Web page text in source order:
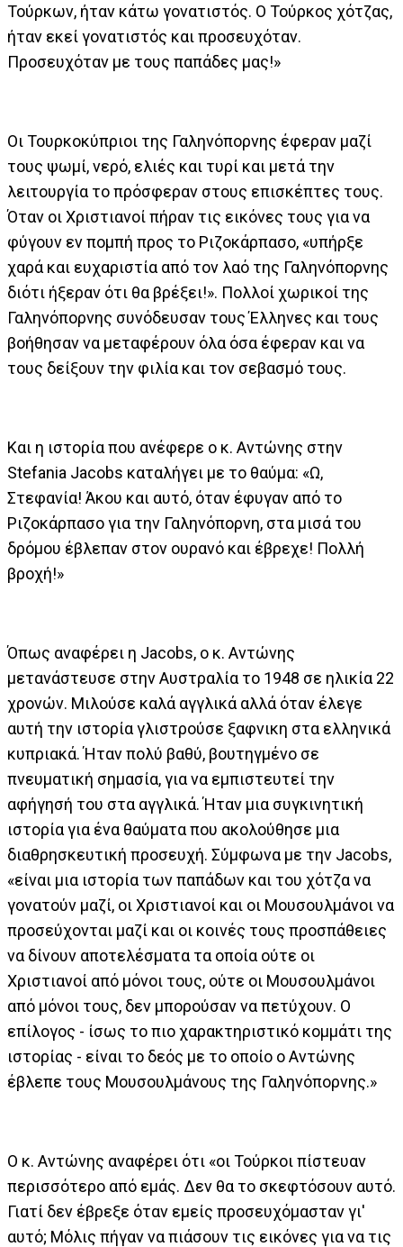
Τούρκων, ήταν κάτω γονατιστός. Ο Τούρκος χότζας,
ήταν εκεί γονατιστός και προσευχόταν.
Προσευχόταν με τους παπάδες μας!»
Οι Τουρκοκύπριοι της Γαληνόπορνης έφεραν μαζί
τους ψωμί, νερό, ελιές και τυρί και μετά την
λειτουργία το πρόσφεραν στους επισκέπτες τους.
Όταν οι Χριστιανοί πήραν τις εικόνες τους για να
φύγουν εν πομπή προς το Ριζοκάρπασο, «υπήρξε
χαρά και ευχαριστία από τον λαό της Γαληνόπορνης
διότι ήξεραν ότι θα βρέξει!». Πολλοί χωρικοί της
Γαληνόπορνης συνόδευσαν τους Έλληνες και τους
βοήθησαν να μεταφέρουν όλα όσα έφεραν και να
τους δείξουν την φιλία και τον σεβασμό τους.
Και η ιστορία που ανέφερε ο κ. Αντώνης στην
Stefania Jacobs καταλήγει με το θαύμα: «Ω,
Στεφανία! Άκου και αυτό, όταν έφυγαν από το
Ριζοκάρπασο για την Γαληνόπορνη, στα μισά του
δρόμου έβλεπαν στον ουρανό και έβρεχε! Πολλή
βροχή!»
Όπως αναφέρει η Jacobs, ο κ. Αντώνης
μετανάστευσε στην Αυστραλία το 1948 σε ηλικία 22
χρονών. Μιλούσε καλά αγγλικά αλλά όταν έλεγε
αυτή την ιστορία γλιστρούσε ξαφνικη στα ελληνικά
κυπριακά. Ήταν πολύ βαθύ, βουτηγμένο σε
πνευματική σημασία, για να εμπιστευτεί την
αφήγησή του στα αγγλικά. Ήταν μια συγκινητική
ιστορία για ένα θαύματα που ακολούθησε μια
διαθρησκευτική προσευχή. Σύμφωνα με την Jacobs,
«είναι μια ιστορία των παπάδων και του χότζα να
γονατούν μαζί, οι Χριστιανοί και οι Μουσουλμάνοι να
προσεύχονται μαζί και οι κοινές τους προσπάθειες
να δίνουν αποτελέσματα τα οποία ούτε οι
Χριστιανοί από μόνοι τους, ούτε οι Μουσουλμάνοι
από μόνοι τους, δεν μπορούσαν να πετύχουν. Ο
επίλογος - ίσως το πιο χαρακτηριστικό κομμάτι της
ιστορίας - είναι το δεός με το οποίο ο Αντώνης
έβλεπε τους Μουσουλμάνους της Γαληνόπορνης.»
Ο κ. Αντώνης αναφέρει ότι «οι Τούρκοι πίστευαν
περισσότερο από εμάς. Δεν θα το σκεφτόσουν αυτό.
Γιατί δεν έβρεξε όταν εμείς προσευχόμασταν γι'
αυτό; Μόλις πήγαν να πιάσουν τις εικόνες για να τις